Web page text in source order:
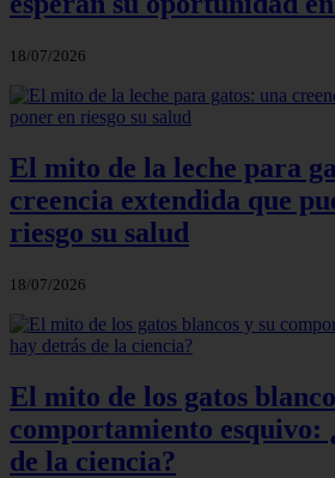
18/07/2026
El mito de la leche para
creencia extendida que
riesgo su salud
18/07/2026
El mito de los gatos
comportamiento esquivo:
de la ciencia?